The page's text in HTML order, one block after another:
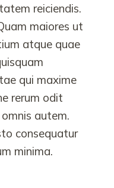
reiciendis.
maiores ut
atque quae
qui maxime
rerum odit
autem.
consequatur
minima.